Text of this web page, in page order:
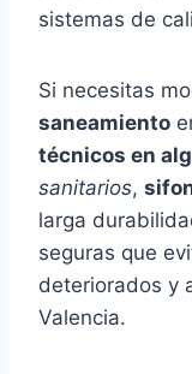
sistemas de
Si necesitas
saneamiento
técnicos en
sanitarios,
larga
seguras que
deteriorados y
Valencia.